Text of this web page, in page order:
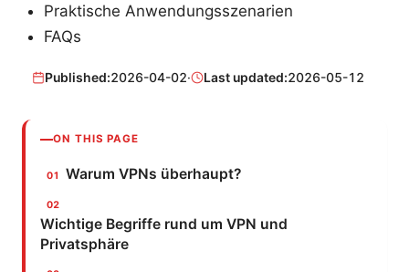
Praktische Anwendungsszenarien
FAQs
Published:2026-04-02· Last updated:2026-05-12
ON THIS PAGE
Warum VPNs überhaupt?
Wichtige Begriffe rund um VPN und
Privatsphäre